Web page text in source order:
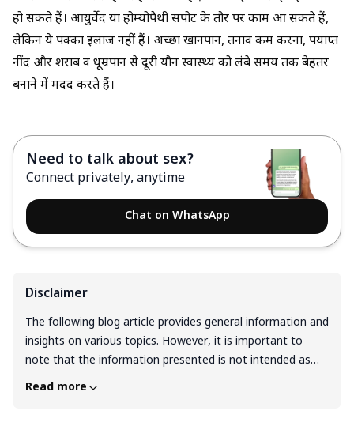
हो सकते हैं। आयुर्वेद या होम्योपैथी सपोर्ट के तौर पर काम आ सकते हैं,
लेकिन ये पक्का इलाज नहीं हैं। अच्छा खानपान, तनाव कम करना, पर्याप्त
नींद और शराब व धूम्रपान से दूरी यौन स्वास्थ्य को लंबे समय तक बेहतर
बनाने में मदद करते हैं।
Need to talk about sex?
Connect privately, anytime
Chat on WhatsApp
Disclaimer
The following blog article provides general information and
insights on various topics. However, it is important to
note that the information presented is not intended as
professional advice in any specific field or area. The
Read more